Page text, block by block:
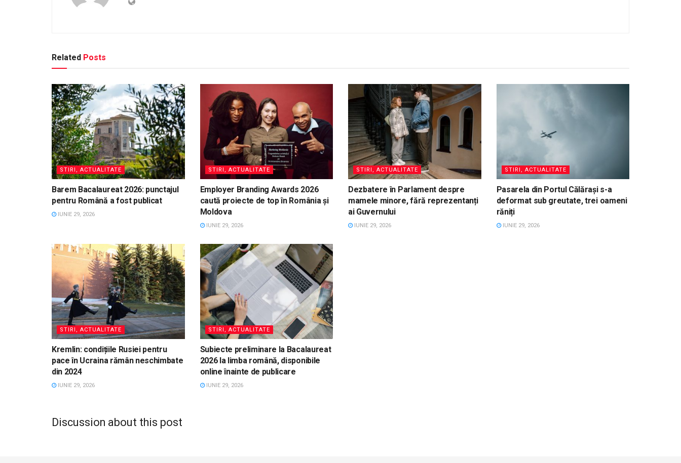
Related Posts
STIRI, ACTUALITATE
Barem Bacalaureat 2026: punctajul
pentru Română a fost publicat
IUNIE 29, 2026
STIRI, ACTUALITATE
Employer Branding Awards 2026
caută proiecte de top în România și
Moldova
IUNIE 29, 2026
STIRI, ACTUALITATE
Dezbatere în Parlament despre
mamele minore, fără reprezentanți
ai Guvernului
IUNIE 29, 2026
STIRI, ACTUALITATE
Pasarela din Portul Călărași s-a
deformat sub greutate, trei oameni
răniți
IUNIE 29, 2026
STIRI, ACTUALITATE
Kremlin: condițiile Rusiei pentru
pace în Ucraina rămân neschimbate
din 2024
IUNIE 29, 2026
STIRI, ACTUALITATE
Subiecte preliminare la Bacalaureat
2026 la limba română, disponibile
online înainte de publicare
IUNIE 29, 2026
Discussion about this post